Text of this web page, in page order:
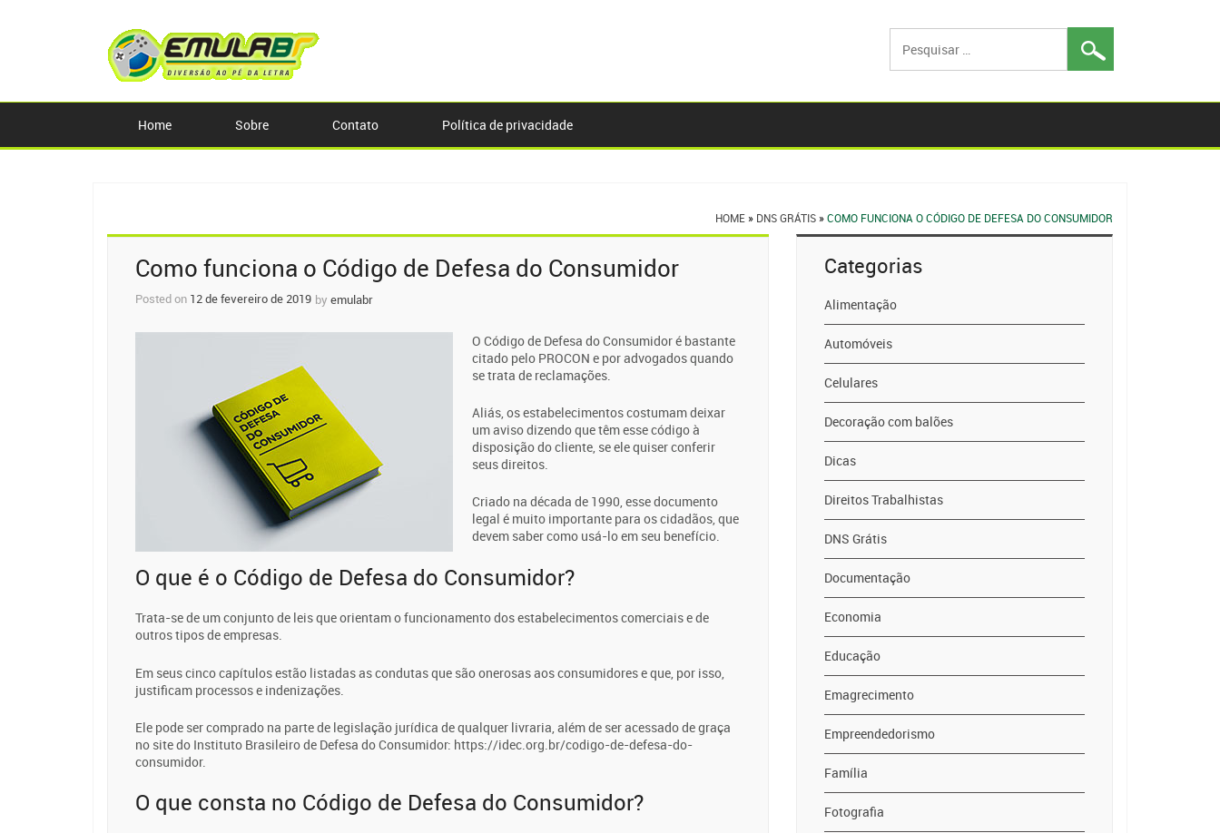
por:
Home Sobre Contato Política de privacidade
HOME » DNS GRÁTIS »COMO FUNCIONA O CÓDIGO DE DEFESA DO CONSUMIDOR
Como funciona o Código de Defesa do Consumidor
Posted on 12 de fevereiro de 2019 by emulabr
O Código de Defesa do Consumidor é bastante
citado pelo PROCON e por advogados quando
se trata de reclamações.
Aliás, os estabelecimentos costumam deixar
um aviso dizendo que têm esse código à
disposição do cliente, se ele quiser conferir
seus direitos.
Criado na década de 1990, esse documento
legal é muito importante para os cidadãos, que
devem saber como usá-lo em seu benefício.
O que é o Código de Defesa do Consumidor?
Trata-se de um conjunto de leis que orientam o funcionamento dos estabelecimentos comerciais e de
outros tipos de empresas.
Em seus cinco capítulos estão listadas as condutas que são onerosas aos consumidores e que, por isso,
justificam processos e indenizações.
Ele pode ser comprado na parte de legislação jurídica de qualquer livraria, além de ser acessado de graça
no site do Instituto Brasileiro de Defesa do Consumidor: https://idec.org.br/codigo-de-defesa-do-
consumidor.
O que consta no Código de Defesa do Consumidor?
navigation
Categorias
Alimentação
Automóveis
Celulares
Decoração com balões
Dicas
Direitos Trabalhistas
DNS Grátis
Documentação
Economia
Educação
Emagrecimento
Empreendedorismo
Família
Fotografia